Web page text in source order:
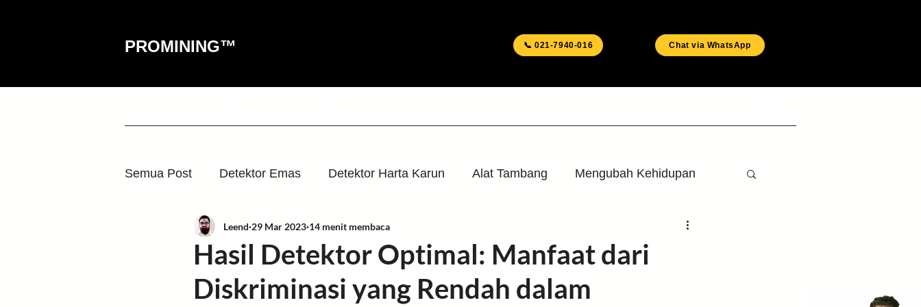
PROMINING™ 📞 021-7940-016 Chat via WhatsApp
Semua Post Detektor Emas Detektor Harta Karun Alat Tambang Mengubah Kehidupan
Cerita Sukses Tanya Jawab Post Penting
Dulang Emas Gold Dredge Aksesoris Berita Media Acara & Latihan
Hasil Detektor Optimal: Manfaat dari
Diskriminasi yang Rendah dalam
Leend 29 Mar 2023 14 menit membaca